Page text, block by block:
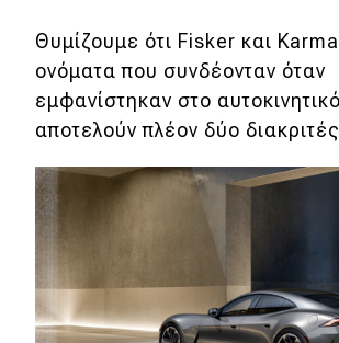
Συγκρίνουμε
Αγώνες
Formula 1
WRC
Motorsport
Θυμίζουμε ότι Fisker και
ονόματα που συνδέονταν όταν
εμφανίστηκαν στο
αποτελούν πλέον δύο